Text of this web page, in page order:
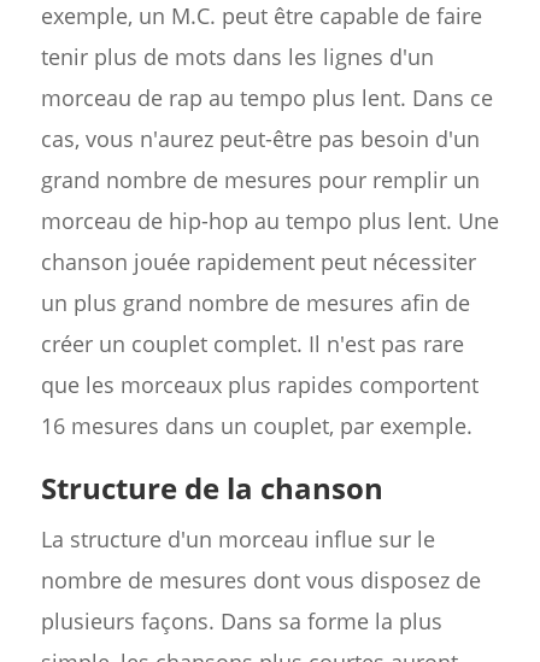
exemple, un M.C. peut être capable de faire
tenir plus de mots dans les lignes d'un
morceau de rap au tempo plus lent. Dans ce
cas, vous n'aurez peut-être pas besoin d'un
grand nombre de mesures pour remplir un
morceau de hip-hop au tempo plus lent. Une
chanson jouée rapidement peut nécessiter
un plus grand nombre de mesures afin de
créer un couplet complet. Il n'est pas rare
que les morceaux plus rapides comportent
16 mesures dans un couplet, par exemple.
Structure de la chanson
La structure d'un morceau influe sur le
nombre de mesures dont vous disposez de
plusieurs façons. Dans sa forme la plus